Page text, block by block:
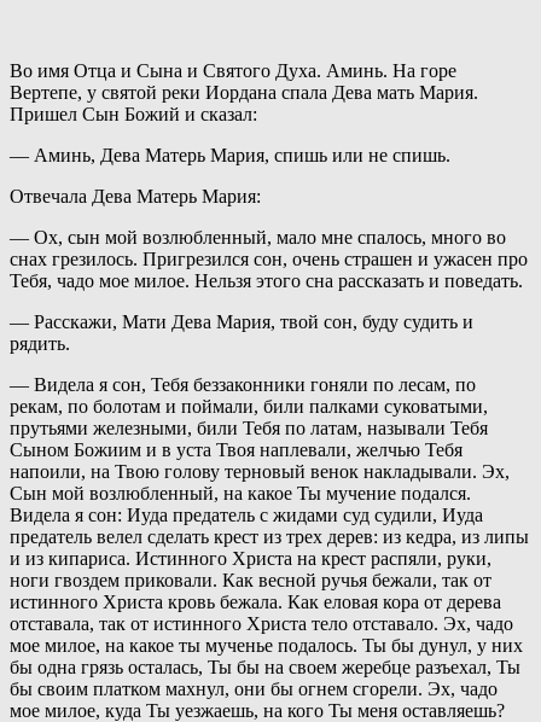
Во имя Отца и Сына и Святого Духа. Аминь. На горе
Вертепе, у святой реки Иордана спала Дева мать Мария.
Пришел Сын Божий и сказал:
— Аминь, Дева Матерь Мария, спишь или не спишь.
Отвечала Дева Матерь Мария:
— Ох, сын мой возлюбленный, мало мне спалось, много во
снах грезилось. Пригрезился сон, очень страшен и ужасен про
Тебя, чадо мое милое. Нельзя этого сна рассказать и поведать.
— Расскажи, Мати Дева Мария, твой сон, буду судить и
рядить.
— Видела я сон, Тебя беззаконники гоняли по лесам, по
рекам, по болотам и поймали, били палками суковатыми,
прутьями железными, били Тебя по латам, называли Тебя
Сыном Божиим и в уста Твоя наплевали, желчью Тебя
напоили, на Твою голову терновый венок накладывали. Эх,
Сын мой возлюбленный, на какое Ты мучение подался.
Видела я сон: Иуда предатель с жидами суд судили, Иуда
предатель велел сделать крест из трех дерев: из кедра, из липы
и из кипариса. Истинного Христа на крест распяли, руки,
ноги гвоздем приковали. Как весной ручья бежали, так от
истинного Христа кровь бежала. Как еловая кора от дерева
отставала, так от истинного Христа тело отставало. Эх, чадо
мое милое, на какое ты мученье подалось. Ты бы дунул, у них
бы одна грязь осталась, Ты бы на своем жеребце разъехал, Ты
бы своим платком махнул, они бы огнем сгорели. Эх, чадо
мое милое, куда Ты уезжаешь, на кого Ты меня оставляешь?